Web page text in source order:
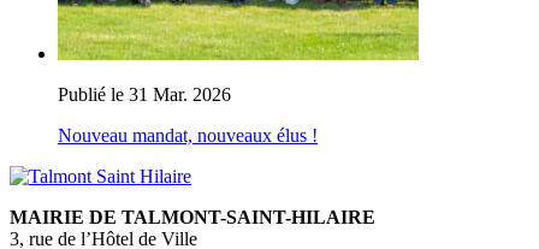
Publié le 31 Mar. 2026
Nouveau mandat, nouveaux élus !
MAIRIE DE TALMONT-SAINT-HILAIRE
3, rue de l’Hôtel de Ville